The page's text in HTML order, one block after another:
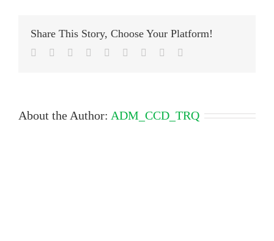
Share This Story, Choose Your Platform!
Facebook
TwitterLinkedIn
Reddit Google+
TumblrPinterest
About the Author: ADM_CCD_TRQ